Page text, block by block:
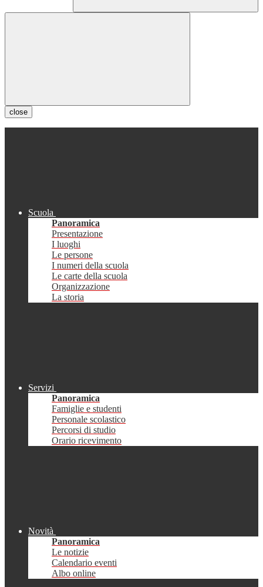
close
Scuola
Panoramica
Presentazione
I luoghi
Le persone
I numeri della scuola
Le carte della scuola
Organizzazione
La storia
Servizi
Panoramica
Famiglie e studenti
Personale scolastico
Percorsi di studio
Orario ricevimento
Novità
Panoramica
Le notizie
Calendario eventi
Albo online